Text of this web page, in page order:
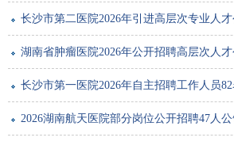
长沙市第二医院2026年引进高层次专业人
湖南省肿瘤医院2026年公开招聘高层次人
长沙市第一医院2026年自主招聘工作人员
2026湖南航天医院部分岗位公开招聘47人